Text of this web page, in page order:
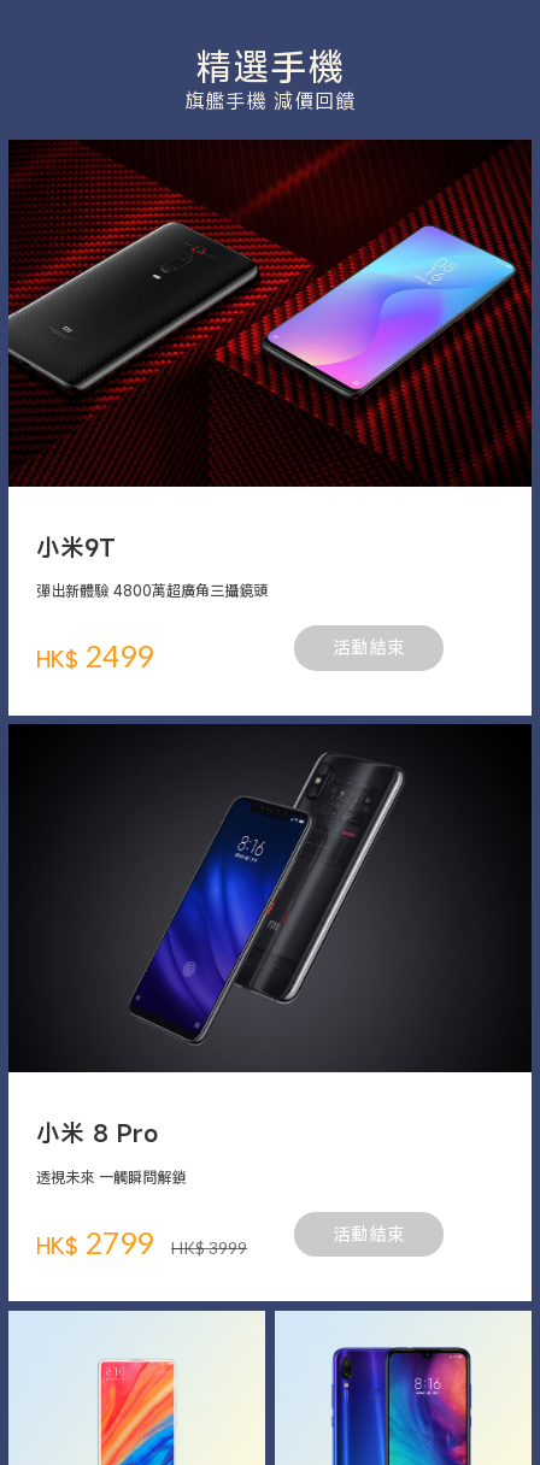
精選手機
旗艦手機 減價回饋
小米9T
彈出新體驗 4800萬超廣角三攝鏡頭
HK$ 2499 活動結束
小米 8 Pro
透視未來 一觸瞬間解鎖
HK$ 2799 HK$ 3999
活動結束